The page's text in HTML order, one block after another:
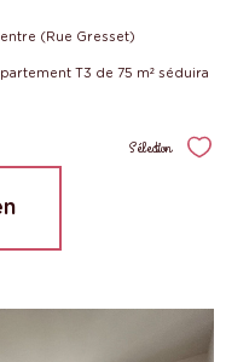
(Rue Gresset)
T3 de 75 m² séduira
Sélection